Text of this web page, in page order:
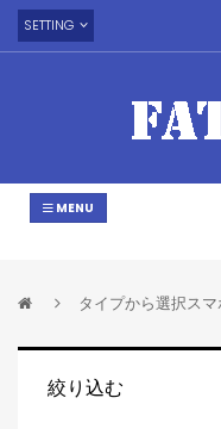
SETTING
MENU
タイプから選択ス
絞り込む